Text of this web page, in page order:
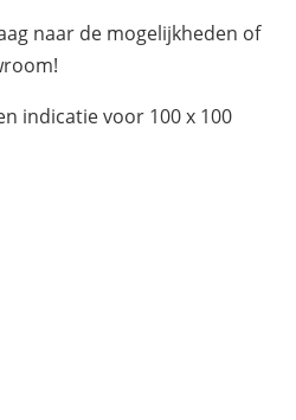
naar de mogelijkheden of
indicatie voor 100 x 100